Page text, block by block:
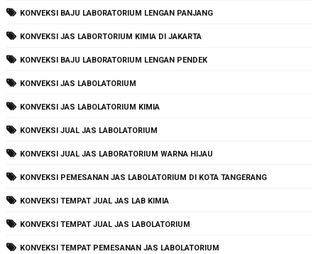
KONVEKSI BAJU LABORATORIUM LENGAN PANJANG
KONVEKSI JAS LABORTORIUM KIMIA DI JAKARTA
KONVEKSI BAJU LABORATORIUM LENGAN PENDEK
KONVEKSI JAS LABOLATORIUM
KONVEKSI JAS LABOLATORIUM KIMIA
KONVEKSI JUAL JAS LABOLATORIUM
KONVEKSI JUAL JAS LABORATORIUM WARNA HIJAU
KONVEKSI PEMESANAN JAS LABOLATORIUM DI KOTA TANGERANG
KONVEKSI TEMPAT JUAL JAS LAB KIMIA
KONVEKSI TEMPAT JUAL JAS LABOLATORIUM
KONVEKSI TEMPAT PEMESANAN JAS LABOLATORIUM